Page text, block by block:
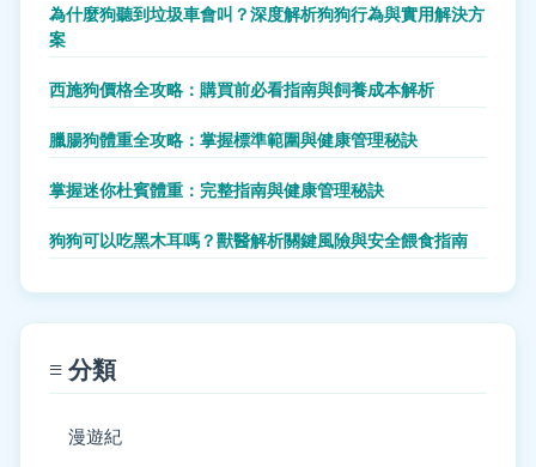
為什麼狗聽到垃圾車會叫？深度解析狗狗行為與實用解決方
案
西施狗價格全攻略：購買前必看指南與飼養成本解析
臘腸狗體重全攻略：掌握標準範圍與健康管理秘訣
掌握迷你杜賓體重：完整指南與健康管理秘訣
狗狗可以吃黑木耳嗎？獸醫解析關鍵風險與安全餵食指南
≡ 分類
漫遊紀